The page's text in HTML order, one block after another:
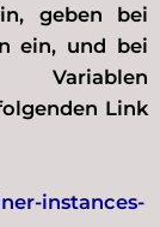
geben bei
ein, und bei
Link
instances-